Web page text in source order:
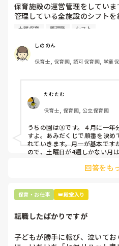
保育施設の運営管理をしていま
管理している全施設のシフト
曜保育だけは入れる方が少な
て入職しているはずですが、
出勤が出来ない方ばかりです。
①土曜日の希望休は2日まで、
②毎月、必ず土曜保育に入るこ
クアップしてもらう
③仮シフトが出た時、土曜出勤
人を交渉して見つけてもらう
上記のいずれかの対策を取り
土曜保育 管理職 シフト
しののん
保育士, 保育園, 認可保育園, 学童
たむたむ
保育士, 保育園, 公立保育園
うちの園は③です。４月に一年
すよ。あみだくじで順番を決め
れていきます。月一が基本で
ので、土曜日が4週しかない月
て貰い、主任に報告してます。
回答をも
保育・お仕事 👑殿堂入り
転職したばかりですが
子どもが勝手に転び、泣いて